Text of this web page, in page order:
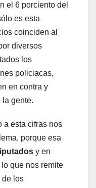
el 6 porciento del
es esta
coinciden al
diversos
los
policiacas,
en contra y
la gente.
a esta cifras nos
porque esa
y en
que nos remite
de los